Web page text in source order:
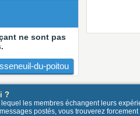
ne sont pas
du-poitou
?
les membres échangent leurs
postés, vous trouverez